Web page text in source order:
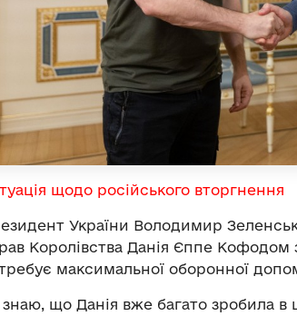
щодо російського вторгнення
України Володимир
Королівства Данія Єппе Кофодом
максимальної оборонної
що Данія вже багато зробила